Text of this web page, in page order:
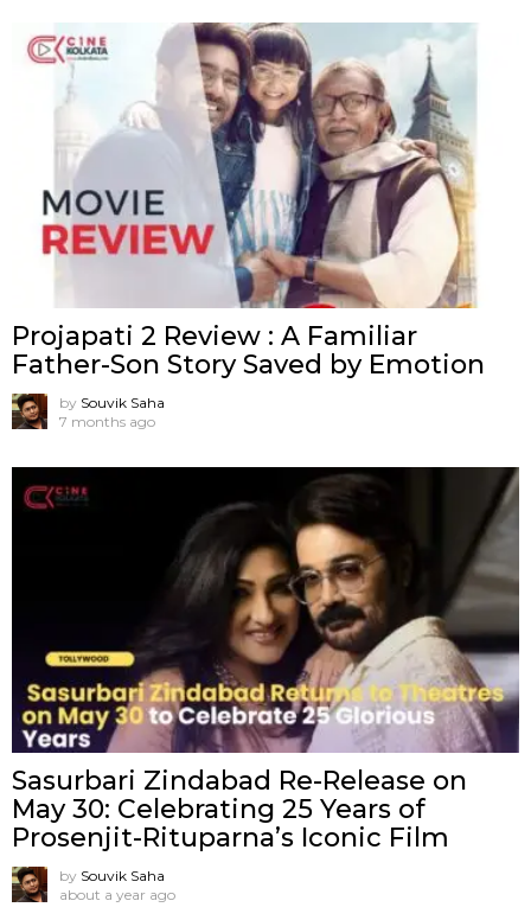
Projapati 2 Review : A Familiar
Father-Son Story Saved by Emotion
by Souvik Saha
7 months ago
Sasurbari Zindabad Re-Release on
May 30: Celebrating 25 Years of
Prosenjit-Rituparna’s Iconic Film
by Souvik Saha
about a year ago